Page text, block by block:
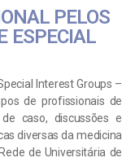
PELOS
ESPECIAL
Interest Groups –
de profissionais de
caso, discussões e
diversas da medicina
de Universitária de